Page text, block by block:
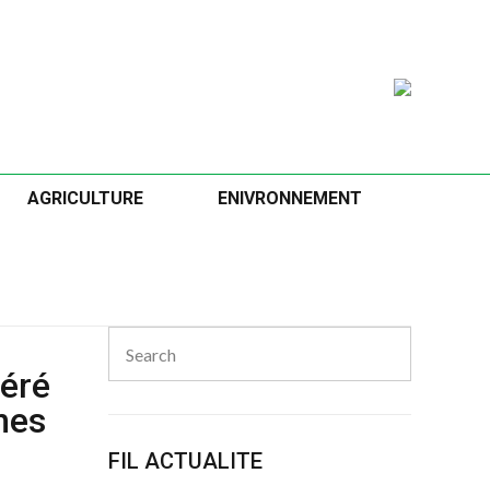
AGRICULTURE ENIVRONNEMENT
for:
FIL ACTUALITE